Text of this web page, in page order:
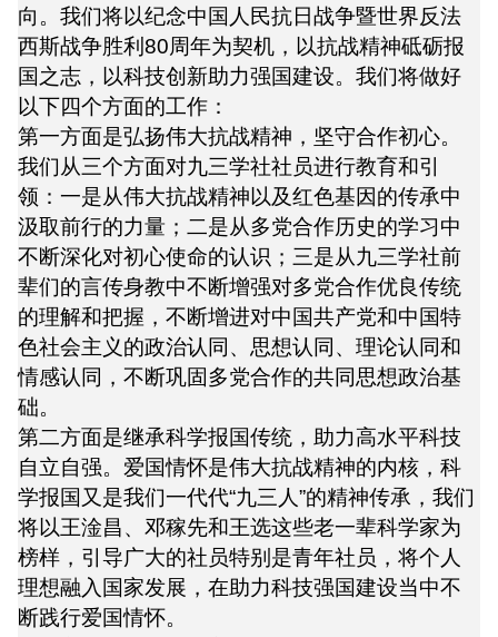
向。我们将以纪念中国人民抗日战争暨世界反法
西斯战争胜利80周年为契机，以抗战精神砥砺报
国之志，以科技创新助力强国建设。我们将做好
以下四个方面的工作：
第一方面是弘扬伟大抗战精神，坚守合作初心。
我们从三个方面对九三学社社员进行教育和引
领：一是从伟大抗战精神以及红色基因的传承中
汲取前行的力量；二是从多党合作历史的学习中
不断深化对初心使命的认识；三是从九三学社前
辈们的言传身教中不断增强对多党合作优良传统
的理解和把握，不断增进对中国共产党和中国特
色社会主义的政治认同、思想认同、理论认同和
情感认同，不断巩固多党合作的共同思想政治基
础。
第二方面是继承科学报国传统，助力高水平科技
自立自强。爱国情怀是伟大抗战精神的内核，科
学报国又是我们一代代“九三人”的精神传承，我们
将以王淦昌、邓稼先和王选这些老一辈科学家为
榜样，引导广大的社员特别是青年社员，将个人
理想融入国家发展，在助力科技强国建设当中不
断践行爱国情怀。